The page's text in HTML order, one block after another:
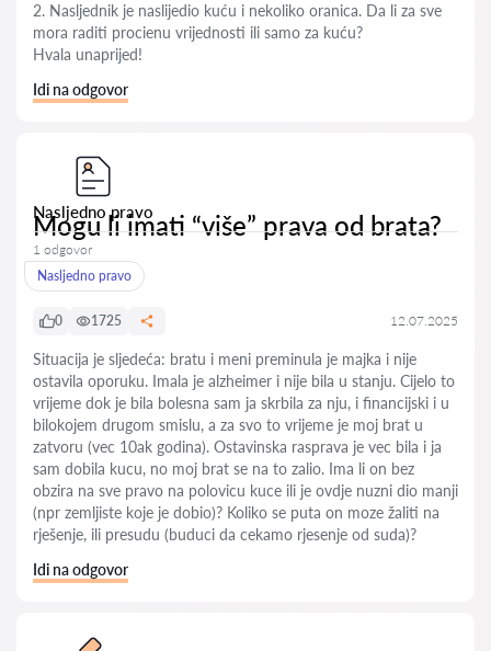
2. Nasljednik je naslijedio kuću i nekoliko oranica. Da li za sve
mora raditi procienu vrijednosti ili samo za kuću?
Hvala unaprijed!
Idi na odgovor
Nasljedno pravo
Mogu li imati “više” prava od brata?
1 odgovor
Nasljedno pravo
0 1725 12.07.2025
Situacija je sljedeća: bratu i meni preminula je majka i nije
ostavila oporuku. Imala je alzheimer i nije bila u stanju. Cijelo to
vrijeme dok je bila bolesna sam ja skrbila za nju, i financijski i u
bilokojem drugom smislu, a za svo to vrijeme je moj brat u
zatvoru (vec 10ak godina). Ostavinska rasprava je vec bila i ja
sam dobila kucu, no moj brat se na to zalio. Ima li on bez
obzira na sve pravo na polovicu kuce ili je ovdje nuzni dio manji
(npr zemljiste koje je dobio)? Koliko se puta on moze žaliti na
rješenje, ili presudu (buduci da cekamo rjesenje od suda)?
Idi na odgovor